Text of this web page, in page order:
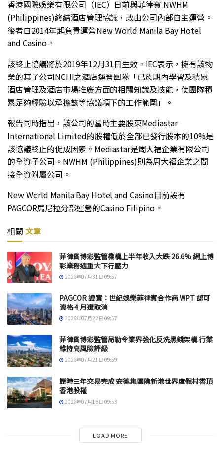
香港國際娛樂有限公司（IEC）日前與菲律賓 NWHM
(Philippines)終結酒店管理協議，改由公司內部自主運營。
後者自2014年起負責運營New World Manila Bay Hotel
and Casino。
該終止協議將於2019年12月31日生效。IEC表示，擁有該物
業的其子公司NCHI之酒店運營團隊「已於期內學習及積累
酒店管理及酒店市場推廣方面的相關知識及技能，使團隊積
累足夠經驗以承擔該等協議項下的工作範圍」。
報告同時指出，該公司的當時主要股東Mediastar
International Limited的股權低於全部已發行股本的10%是
該協議終止的促成因素。Mediastar是周大福企業有限公司
的全資子公司。NWHM (Philippines)則為周大福企業之間
接全資附屬公司。
New World Manila Bay Hotel and Casino目前設有
PAGCOR馬尼拉分部運營的Casino Filipino。
相關 文章
菲律賓博彩監管機構上半年收入大跌 26.6% 網上博
彩業務遇重大下行壓力
2026年07月31日 09:57
PAGCOR 證實：世紀娛樂菲律賓合作商 WPT 認可
資格 4 月遭取消
2026年07月22日 09:57
菲律賓博彩監管局勒令業界強化反洗黑錢架構 行業
維持高風險評級
2026年07月21日 09:59
歷時三年交易完成 安德集團購新港世界度假村雲頂
香港股權
2026年07月16日 09:53
LOAD MORE